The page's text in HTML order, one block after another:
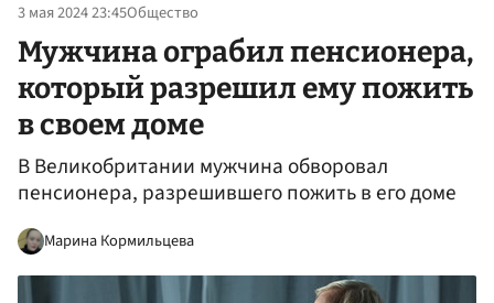
3 мая 2024 23:45Общество
Мужчина ограбил пенсионера,
который разрешил ему пожить
в своем доме
В Великобритании мужчина обворовал
пенсионера, разрешившего пожить в его доме
Марина Кормильцева